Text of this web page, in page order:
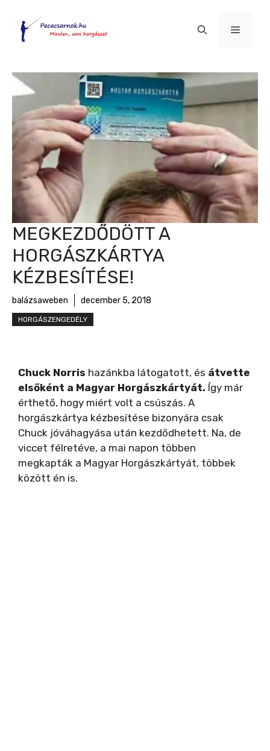
tartalomba
Menü
MEGKEZDŐDÖTT A
HORGÁSZKÁRTYA
KÉZBESÍTÉSE!
balázsaweben december 5, 2018
HORGÁSZENGEDÉLY
Chuck Norris hazánkba látogatott, és átvette
elsőként a Magyar Horgászkártyát. Így már
érthető, hogy miért volt a csúszás. A
horgászkártya kézbesítése bizonyára csak
Chuck jóváhagyása után kezdődhetett. Na, de
viccet félretéve, a mai napon többen
megkapták a Magyar Horgászkártyát, többek
között én is.